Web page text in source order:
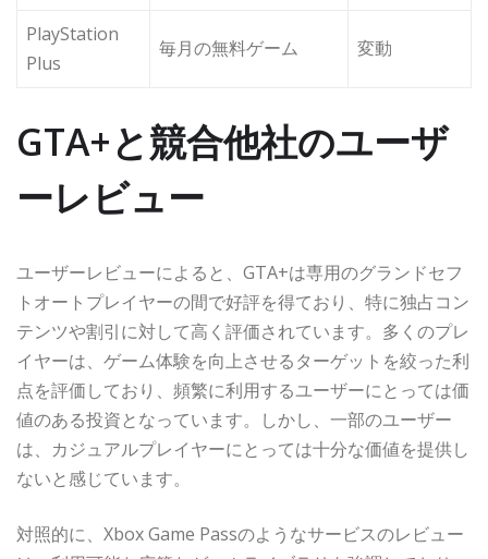
PlayStation
Plus
毎月の無料ゲーム 変動
GTA+と競合他社のユーザ
ーレビュー
ユーザーレビューによると、GTA+は専用のグランドセフ
トオートプレイヤーの間で好評を得ており、特に独占コン
テンツや割引に対して高く評価されています。多くのプレ
イヤーは、ゲーム体験を向上させるターゲットを絞った利
点を評価しており、頻繁に利用するユーザーにとっては価
値のある投資となっています。しかし、一部のユーザー
は、カジュアルプレイヤーにとっては十分な価値を提供し
ないと感じています。
対照的に、Xbox Game Passのようなサービスのレビュー